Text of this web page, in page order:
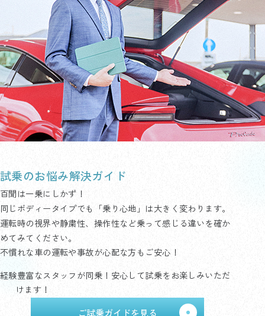
試乗のお悩み解決ガイド
百聞は一乗にしかず！
同じボディータイプでも「乗り心地」は大きく変わります。
運転時の視界や静粛性、操作性など乗って感じる違いを確か
めてみてください。
不慣れな車の運転や事故が心配な方もご安心！
経験豊富なスタッフが同乗！安心して試乗をお楽しみいただ
けます！
ご試乗ガイドを見る